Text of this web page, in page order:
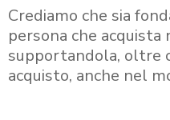
Crediamo che sia
persona che
supportandola, oltre
acquisto, anche nel